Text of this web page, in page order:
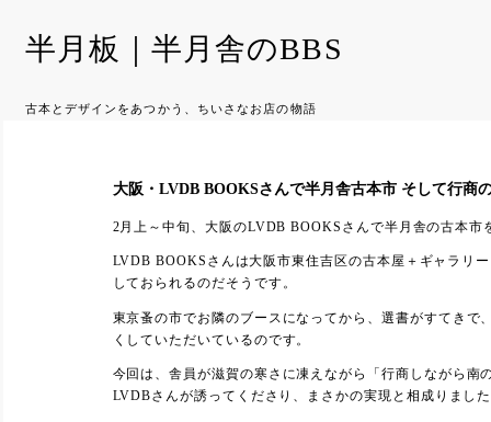
半月板｜半月舎のBBS
古本とデザインをあつかう、ちいさなお店の物語
大阪・LVDB BOOKSさんで半月舎古本市 そして行商
2月上～中旬、大阪のLVDB BOOKSさんで半月舎の古本市
LVDB BOOKSさんは大阪市東住吉区の古本屋＋ギャラリ
しておられるのだそうです。
東京蚤の市でお隣のブースになってから、選書がすてき
くしていただいているのです。
今回は、舎員が滋賀の寒さに凍えながら「行商しながら
LVDBさんが誘ってくださり、まさかの実現と相成りまし